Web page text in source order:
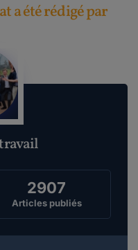
a été rédigé par
2907
Articles publiés